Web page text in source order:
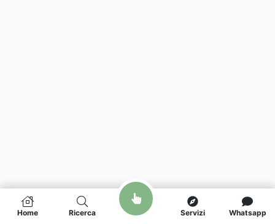
Home Ricerca Servizi Whatsapp